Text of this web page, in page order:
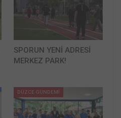
SPORUN YENİ ADRESİ
MERKEZ PARK!
DÜZCE GÜNDEMİ